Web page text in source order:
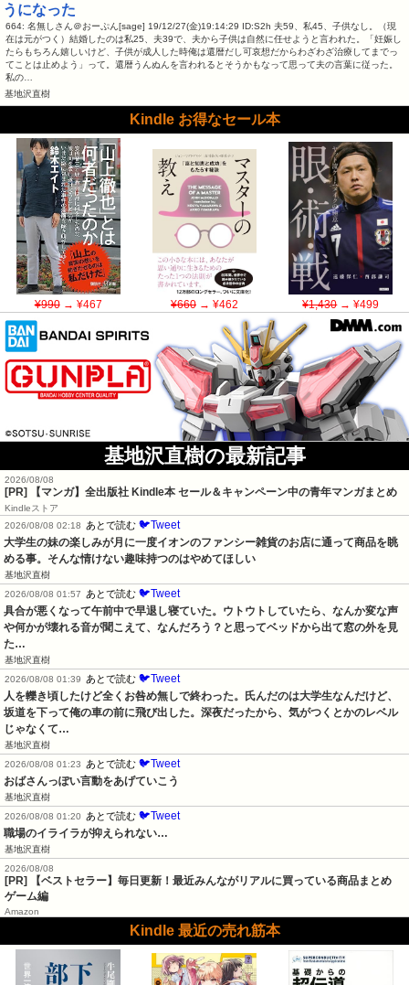
うになった
664: 名無しさん＠おーぷん[sage] 19/12/27(金)19:14:29 ID:S2h 夫59、私45、子供なし。（現
在は元がつく）結婚したのは私25、夫39で、夫から子供は自然に任せようと言われた。「妊娠し
たらもちろん嬉しいけど、子供が成人した時俺は還暦だし可哀想だからわざわざ治療してまでっ
てことは止めよう」って。還暦うんぬんを言われるとそうかもなって思って夫の言葉に従った。
私の…
基地沢直樹
Kindle お得なセール本
¥990→ ¥467 ¥660→ ¥462 ¥1,430→ ¥499
基地沢直樹の最新記事
2026/08/08
[PR] 【マンガ】全出版社 Kindle本 セール＆キャンペーン中の青年マンガまとめ
Kindleストア
2026/08/08 02:18 あとで読む 🐦Tweet
大学生の妹の楽しみが月に一度イオンのファンシー雑貨のお店に通って商品を眺
める事。そんな情けない趣味持つのはやめてほしい
基地沢直樹
2026/08/08 01:57 あとで読む 🐦Tweet
具合が悪くなって午前中で早退し寝ていた。ウトウトしていたら、なんか変な声
や何かが壊れる音が聞こえて、なんだろう？と思ってベッドから出て窓の外を見
た…
基地沢直樹
2026/08/08 01:39 あとで読む 🐦Tweet
人を轢き頃したけど全くお咎め無しで終わった。氏んだのは大学生なんだけど、
坂道を下って俺の車の前に飛び出した。深夜だったから、気がつくとかのレベル
じゃなくて…
基地沢直樹
2026/08/08 01:23 あとで読む 🐦Tweet
おばさんっぽい言動をあげていこう
基地沢直樹
2026/08/08 01:20 あとで読む 🐦Tweet
職場のイライラが抑えられない…
基地沢直樹
2026/08/08
[PR] 【ベストセラー】毎日更新！最近みんながリアルに買っている商品まとめ
ゲーム編
Amazon
Kindle 最近の売れ筋本